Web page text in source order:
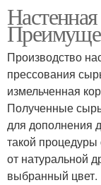
Производство
прессования
измельченная
Полученные
для дополнения
такой
от натуральной
выбранный цвет.